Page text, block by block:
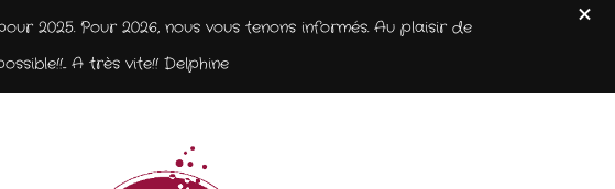
2025. Pour 2026, nous vous tenons informés. Au plaisir de
A très vite!! Delphine